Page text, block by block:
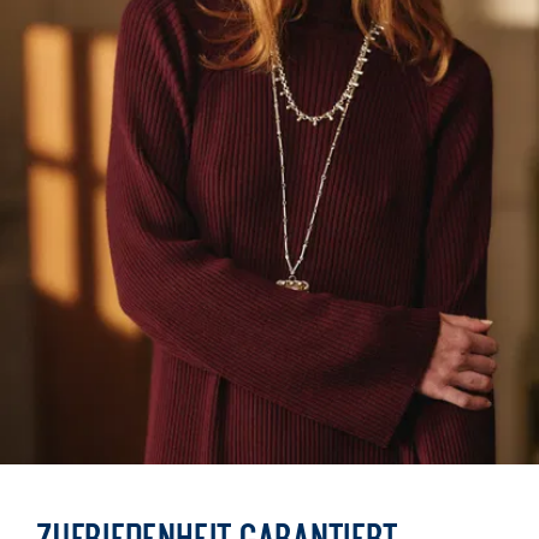
570 Gramm
in Größe M
hat
es ein echtes
Gewicht – was
Wohligkeit und
Wärme bedeutet.
feiner
Merinowollstrick
wirkt wie eine
natürliche Barriere
reguliert und hält
eure Temperatur
abends konstant.